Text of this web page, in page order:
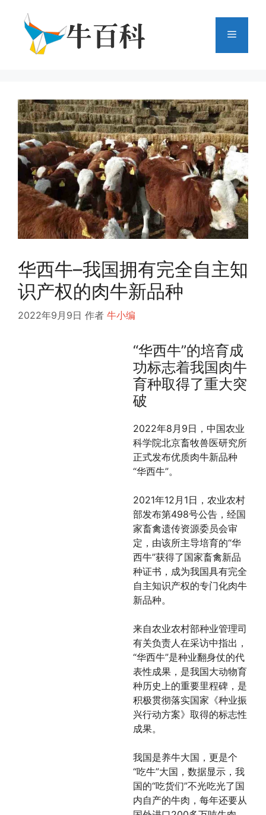
菜
华西牛–我国拥有完全自主知
识产权的肉牛新品种
2022年9月9日 作者 牛小编
“华西牛”的培育成
功标志着我国肉牛
育种取得了重大突
破
2022年8月9日，中国农业
科学院北京畜牧兽医研究所
正式发布优质肉牛新品种
“华西牛”。
2021年12月1日，农业农村
部发布第498号公告，经国
家畜禽遗传资源委员会审
定，由该所主导培育的“华
西牛”获得了国家畜禽新品
种证书，成为我国具有完全
自主知识产权的专门化肉牛
新品种。
来自农业农村部种业管理司
有关负责人在采访中指出，
“华西牛”是种业翻身仗的代
表性成果，是我国大动物育
种历史上的重要里程碑，是
积极贯彻落实国家《种业振
兴行动方案》取得的标志性
成果。
我国是养牛大国，更是个
“吃牛”大国，数据显示，我
国的“吃货们”不光吃光了国
内自产的牛肉，每年还要从